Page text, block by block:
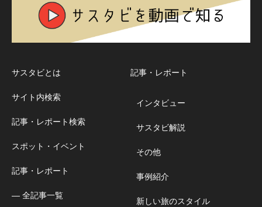
サスタビとは
サイト内検索
記事・レポート検索
スポット・イベント
記事・レポート
― 全記事一覧
記事・レポート
インタビュー
サスタビ解説
その他
事例紹介
新しい旅のスタイル